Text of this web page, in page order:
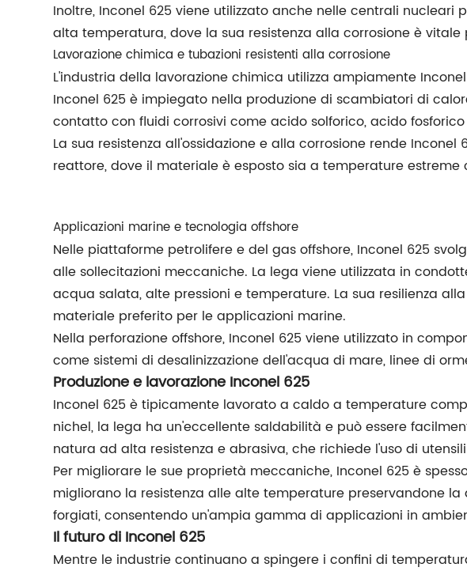
Inoltre, Inconel 625 viene utilizzato anche nelle centrali
alta temperatura, dove la sua resistenza alla corrosione è vitale
Lavorazione chimica e tubazioni resistenti alla corrosione
L'industria della lavorazione chimica utilizza ampiamente
Inconel 625 è impiegato nella produzione di scambiatori di
contatto con fluidi corrosivi come acido solforico, acido
La sua resistenza all'ossidazione e alla corrosione rende
reattore, dove il materiale è esposto sia a temperature estreme
Applicazioni marine e tecnologia offshore
Nelle piattaforme petrolifere e del gas offshore, Inconel 625
alle sollecitazioni meccaniche. La lega viene utilizzata in
acqua salata, alte pressioni e temperature. La sua resilienza
materiale preferito per le applicazioni marine.
Nella perforazione offshore, Inconel 625 viene utilizzato in
come sistemi di desalinizzazione dell'acqua di mare, linee di
Produzione e lavorazione Inconel 625
Inconel 625 è tipicamente lavorato a caldo a temperature
nichel, la lega ha un'eccellente saldabilità e può essere
natura ad alta resistenza e abrasiva, che richiede l'uso di
Per migliorare le sue proprietà meccaniche, Inconel 625 è
migliorano la resistenza alle alte temperature preservandone
forgiati, consentendo un'ampia gamma di applicazioni in
Il futuro di Inconel 625
Mentre le industrie continuano a spingere i confini di